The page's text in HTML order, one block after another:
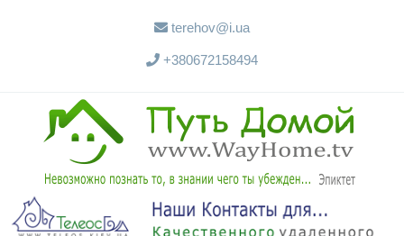
terehov@i.ua
+380672158494